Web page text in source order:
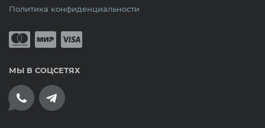
Политика конфиденциальности
Принимается оплата банковскими
МЫ В СОЦСЕТЯХ